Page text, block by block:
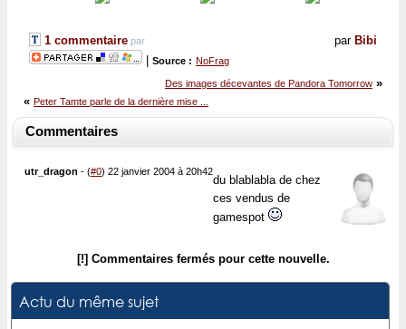
par Bibi
1 commentaire par
Source : NoFrag
Des images décevantes de Pandora Tomorrow »
« Peter Tamte parle de la dernière mise ...
Commentaires
utr_dragon - (#0) 22 janvier 2004 à 20h42
du blablabla de chez
ces vendus de
gamespot
[!] Commentaires fermés pour cette nouvelle.
Actu du même sujet